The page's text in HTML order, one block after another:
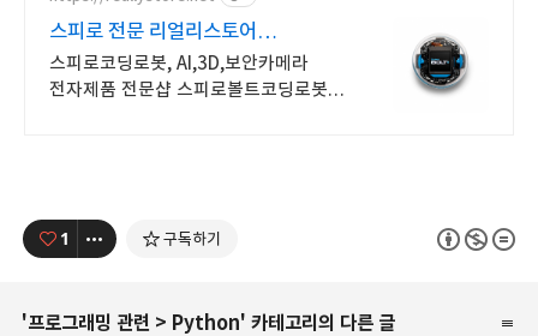
스피로 전문 리얼리스토어
코딩교육을 쉽고 재밌게
스피로코딩로봇, AI,3D,보안카메라
전자제품 전문샵 스피로볼트코딩로봇,
1 구독하기
'프로그래밍 관련 > Python' 카테고리의 다른 글